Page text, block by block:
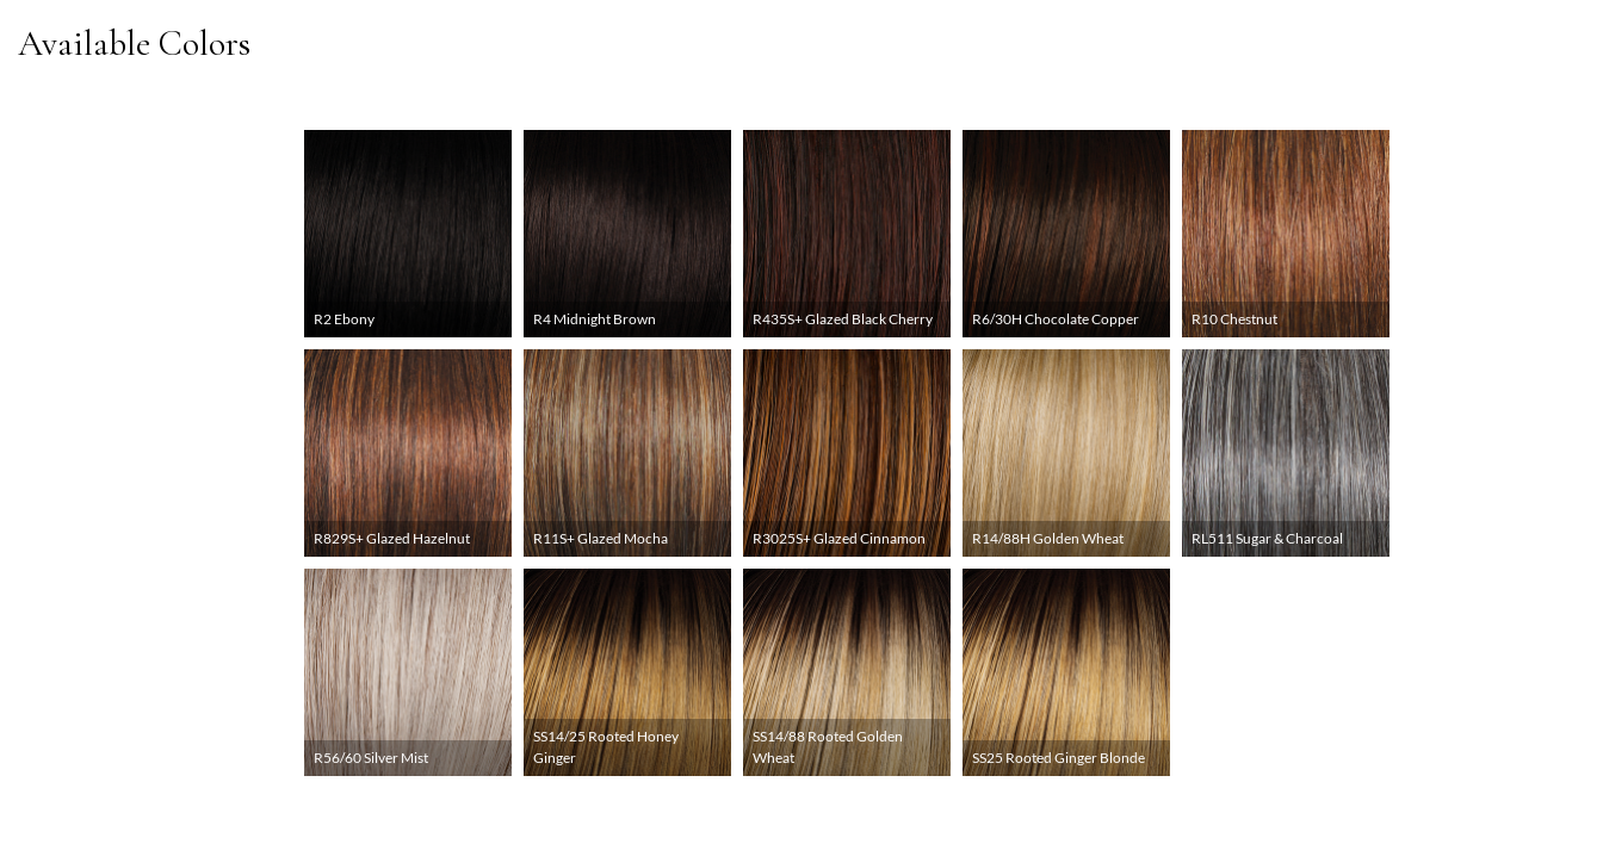
R2 Ebony R4 Midnight Brown R435S+ Glazed Black Cherry R6/30H Chocolate Copper R10 Chestnut
R829S+ Glazed Hazelnut R11S+ Glazed Mocha R3025S+ Glazed Cinnamon R14/88H Golden Wheat RL511 Sugar & Charcoal
R56/60 Silver Mist
SS14/25 Rooted Honey
Ginger
SS14/88 Rooted Golden
Wheat
SS25 Rooted Ginger Blonde